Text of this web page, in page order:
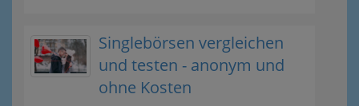
Singlebörsen vergleichen
und testen - anonym und
ohne Kosten